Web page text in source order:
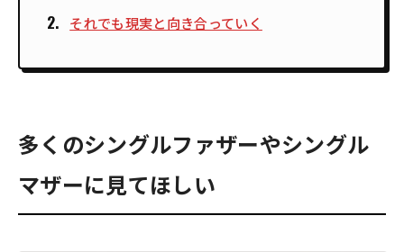
それでも現実と向き合っていく
多くのシングルファザーやシングル
マザーに見てほしい